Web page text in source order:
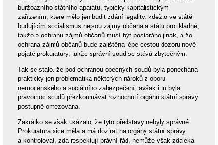
buržoazního státního aparátu, typicky kapitalistickým
zařízením, které mělo jen budit zdání legality, kdežto ve státě
budujícím socialismus nejsou zájmy občana a státu protikladné,
takže o ochranu zájmů občanů musí být postaráno jinak, a že
ochrana zájmů občanů bude zajištěna lépe cestou dozoru nově
pojaté prokuratury, takže správní soud se stává zbytečným.
Tak se stalo, že pod ochranou obecných soudů byla ponechána
prakticky jen problematika některých nároků z oboru
nemocenského a sociálního zabezpečení, avšak i tu byla
pravomoc soudů přezkoumávat rozhodnutí orgánů státní správy
postupně omezována.
Zakrátko se však ukázalo, že tyto představy nebyly správné.
Prokuratura sice měla a má dozírat na orgány státní správy
a kontrolovat, zda respektují právní řád, nemůže však zdaleka